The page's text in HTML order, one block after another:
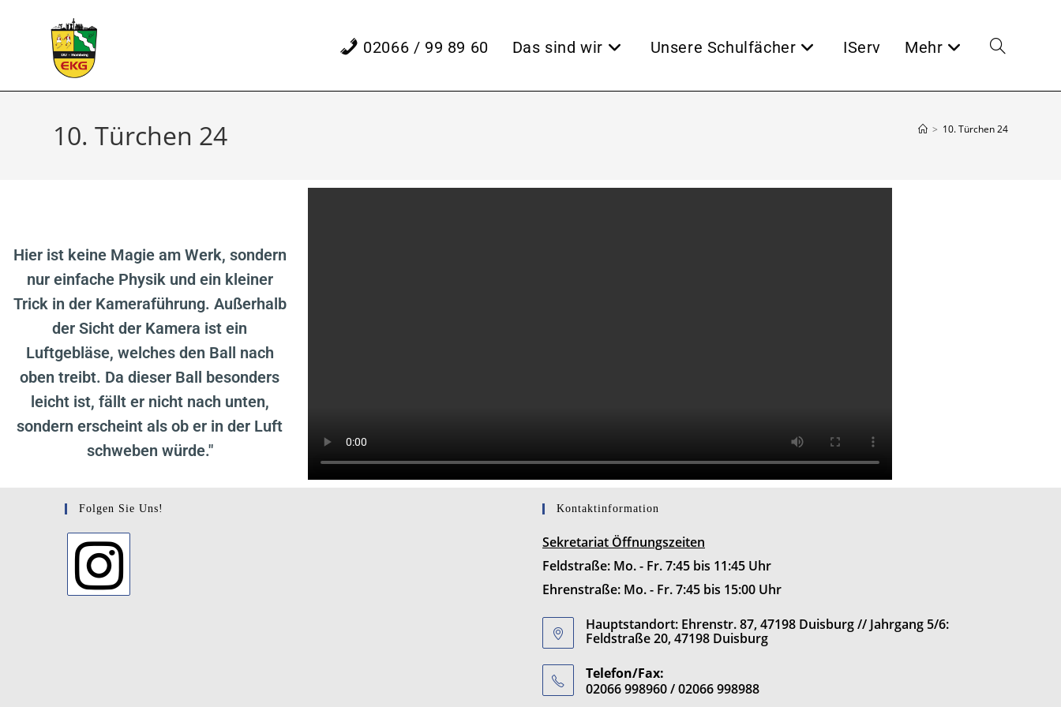
02066 / 99 89 60 Das sind wir Unsere Schulfächer IServ Mehr
10. Türchen 24 > 10. Türchen 24
Hier ist keine Magie am Werk, sondern
nur einfache Physik und ein kleiner
Trick in der Kameraführung. Außerhalb
der Sicht der Kamera ist ein
Luftgebläse, welches den Ball nach
oben treibt. Da dieser Ball besonders
leicht ist, fällt er nicht nach unten,
sondern erscheint als ob er in der Luft
schweben würde."
Folgen Sie Uns! Kontaktinformation
Sekretariat Öffnungszeiten
Feldstraße: Mo. - Fr. 7:45 bis 11:45 Uhr
Ehrenstraße: Mo. - Fr. 7:45 bis 15:00 Uhr
Hauptstandort: Ehrenstr. 87, 47198 Duisburg // Jahrgang 5/6:
Feldstraße 20, 47198 Duisburg
Telefon/Fax:
02066 998960 / 02066 998988